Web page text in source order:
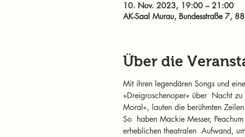
10. Nov. 2023, 19:00 – 21:00
AK-Saal Murau, Bundesstraße 7,
Über die
Mit ihren legendären Songs und
»Dreigroschenoper« über  Nacht
Moral«, lauten die berühmten
So  haben Mackie Messer,
erheblichen theatralen  Aufwand,